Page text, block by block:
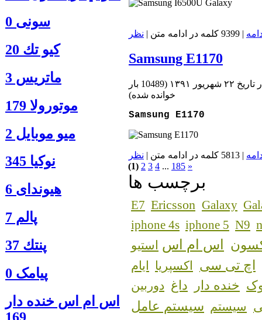
سونی 0
كيو تك 20
ماتريس 3
موتورولا 179
ميو موبايل 2
نوكيا 345
هیوندای 6
پالم 7
پنتك 37
پیامک 0
اس ام اس خنده دار
| 9399 کلمه در ادامه متن | نظر
Samsung E1170
۲۲ شهریور ۱۳۹۱ (
10489 بار
خوانده شده)
Samsung E1170
| 5813 کلمه در ادامه متن |
نظر
(1) 2 3 4 ... 185 »
برچسب ها
E7 Ericsson Galaxy
iphone 4s iphone 5 N9
اس ام اس استیو
اچ تی سی اکسپریا ایام
خنده دار داغ دوربین
سیستم سیستم عامل